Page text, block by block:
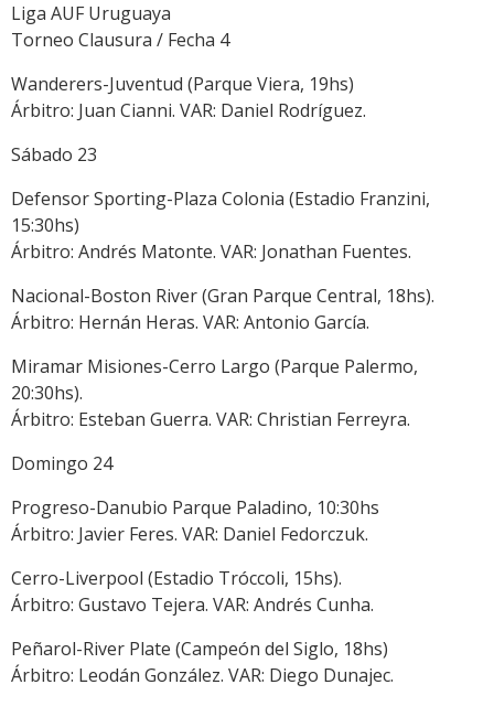
Liga AUF Uruguaya
Torneo Clausura / Fecha 4
Wanderers-Juventud (Parque Viera, 19hs)
Árbitro: Juan Cianni. VAR: Daniel Rodríguez.
Sábado 23
Defensor Sporting-Plaza Colonia (Estadio Franzini,
15:30hs)
Árbitro: Andrés Matonte. VAR: Jonathan Fuentes.
Nacional-Boston River (Gran Parque Central, 18hs).
Árbitro: Hernán Heras. VAR: Antonio García.
Miramar Misiones-Cerro Largo (Parque Palermo,
20:30hs).
Árbitro: Esteban Guerra. VAR: Christian Ferreyra.
Domingo 24
Progreso-Danubio Parque Paladino, 10:30hs
Árbitro: Javier Feres. VAR: Daniel Fedorczuk.
Cerro-Liverpool (Estadio Tróccoli, 15hs).
Árbitro: Gustavo Tejera. VAR: Andrés Cunha.
Peñarol-River Plate (Campeón del Siglo, 18hs)
Árbitro: Leodán González. VAR: Diego Dunajec.